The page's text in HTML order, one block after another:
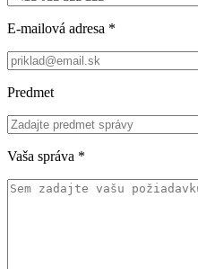
E-mailová adresa *
Predmet
Vaša správa *